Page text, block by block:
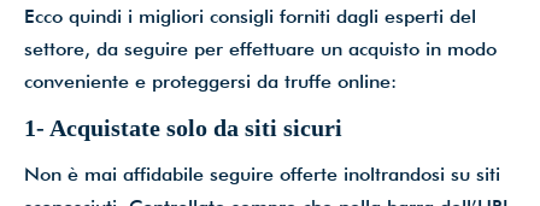
Ecco quindi i migliori consigli forniti dagli esperti del
settore, da seguire per effettuare un acquisto in modo
conveniente e proteggersi da truffe online:
1- Acquistate solo da siti sicuri
Non è mai affidabile seguire offerte inoltrandosi su siti